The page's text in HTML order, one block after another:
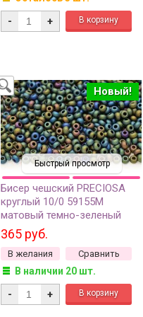
- +
Быстрый просмотр
Новый!
Бисер чешский PRECIOSA
круглый 10/0 59155М
матовый темно-зеленый
непрозрачный ирис, 1 сорт,
50г
365 руб.
В желания Сравнить
В наличии 20 шт.
- +